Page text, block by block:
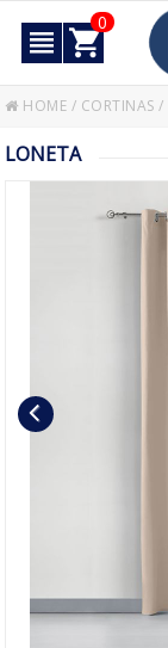
0
HOME / CORTINAS /
LONETA